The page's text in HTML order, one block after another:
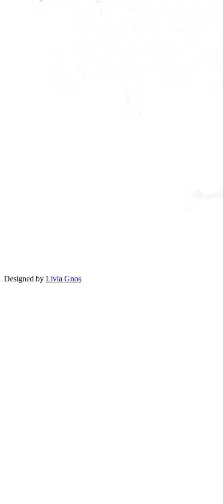
Designed by Livia Gnos